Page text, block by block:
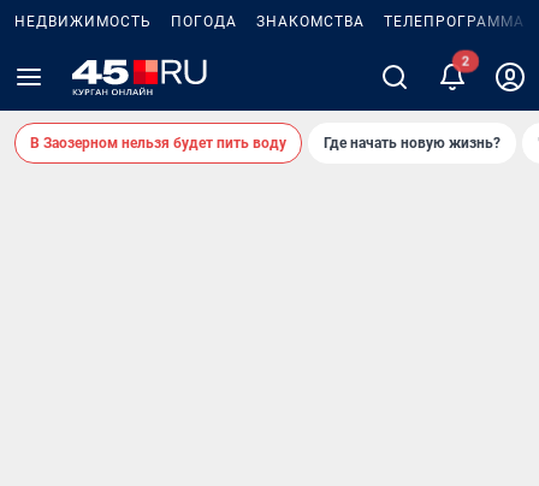
НЕДВИЖИМОСТЬ ПОГОДА ЗНАКОМСТВА ТЕЛЕПРОГРАММА
2
В Заозерном нельзя будет пить воду Где начать новую жизнь?